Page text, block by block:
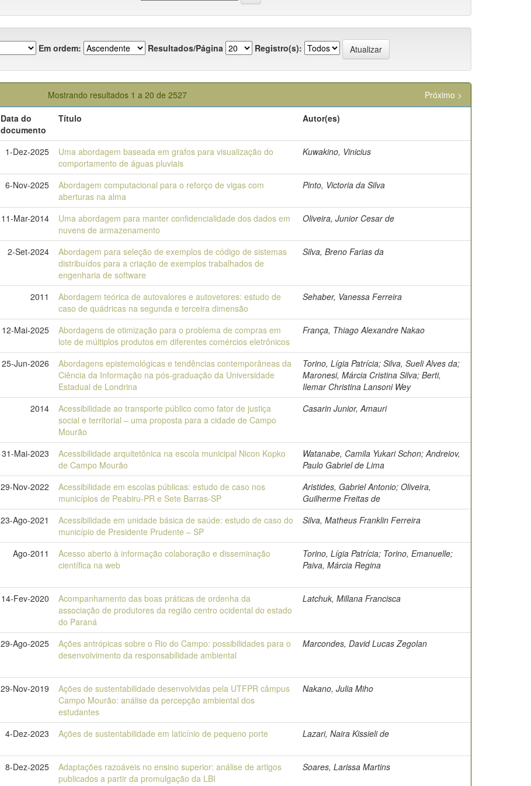
Em ordem: Resultados/Página Registro(s):
Mostrando resultados 1 a 20 de 2527
Próximo >
Data do
documento
Título Autor(es)
1-Dez-2025
Uma abordagem baseada em grafos para visualização do
comportamento de águas pluviais
Kuwakino, Vinicius
6-Nov-2025
Abordagem computacional para o reforço de vigas com
aberturas na alma
Pinto, Victoria da Silva
11-Mar-2014
Uma abordagem para manter confidencialidade dos dados em
nuvens de armazenamento
Oliveira, Junior Cesar de
2-Set-2024
Abordagem para seleção de exemplos de código de sistemas
distribuídos para a criação de exemplos trabalhados de
engenharia de software
Silva, Breno Farias da
2011
Abordagem teórica de autovalores e autovetores: estudo de
caso de quádricas na segunda e terceira dimensão
Sehaber, Vanessa Ferreira
12-Mai-2025
Abordagens de otimização para o problema de compras em
lote de múltiplos produtos em diferentes comércios eletrônicos
França, Thiago Alexandre Nakao
25-Jun-2026
Abordagens epistemológicas e tendências contemporâneas da
Ciência da Informação na pós-graduação da Universidade
Estadual de Londrina
Torino, Lígia Patrícia; Silva, Sueli Alves da;
Maronesi, Márcia Cristina Silva; Berti,
Ilemar Christina Lansoni Wey
2014
Acessibilidade ao transporte público como fator de justiça
social e territorial – uma proposta para a cidade de Campo
Mourão
Casarin Junior, Amauri
31-Mai-2023
Acessibilidade arquitetônica na escola municipal Nicon Kopko
de Campo Mourão
Watanabe, Camila Yukari Schon; Andreiov,
Paulo Gabriel de Lima
29-Nov-2022
Acessibilidade em escolas públicas: estudo de caso nos
municípios de Peabiru-PR e Sete Barras-SP
Aristides, Gabriel Antonio; Oliveira,
Guilherme Freitas de
23-Ago-2021
Acessibilidade em unidade básica de saúde: estudo de caso do
município de Presidente Prudente – SP
Silva, Matheus Franklin Ferreira
Ago-2011
Acesso aberto à informação colaboração e disseminação
científica na web
Torino, Lígia Patrícia; Torino, Emanuelle;
Paiva, Márcia Regina
14-Fev-2020
Acompanhamento das boas práticas de ordenha da
associação de produtores da região centro ocidental do estado
do Paraná
Latchuk, Millana Francisca
29-Ago-2025
Ações antrópicas sobre o Rio do Campo: possibilidades para o
desenvolvimento da responsabilidade ambiental
Marcondes, David Lucas Zegolan
29-Nov-2019
Ações de sustentabilidade desenvolvidas pela UTFPR câmpus
Campo Mourão: análise da percepção ambiental dos
estudantes
Nakano, Julia Miho
4-Dez-2023 Ações de sustentabilidade em laticínio de pequeno porte Lazari, Naira Kissieli de
8-Dez-2025
Adaptações razoáveis no ensino superior: análise de artigos
publicados a partir da promulgação da LBI
Soares, Larissa Martins